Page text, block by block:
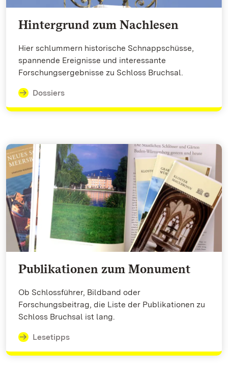
Hintergrund zum Nachlesen
Hier schlummern historische Schnappschüsse,
spannende Ereignisse und interessante
Forschungsergebnisse zu Schloss Bruchsal.
Dossiers
Publikationen zum Monument
Ob Schlossführer, Bildband oder
Forschungsbeitrag, die Liste der Publikationen zu
Schloss Bruchsal ist lang.
Lesetipps